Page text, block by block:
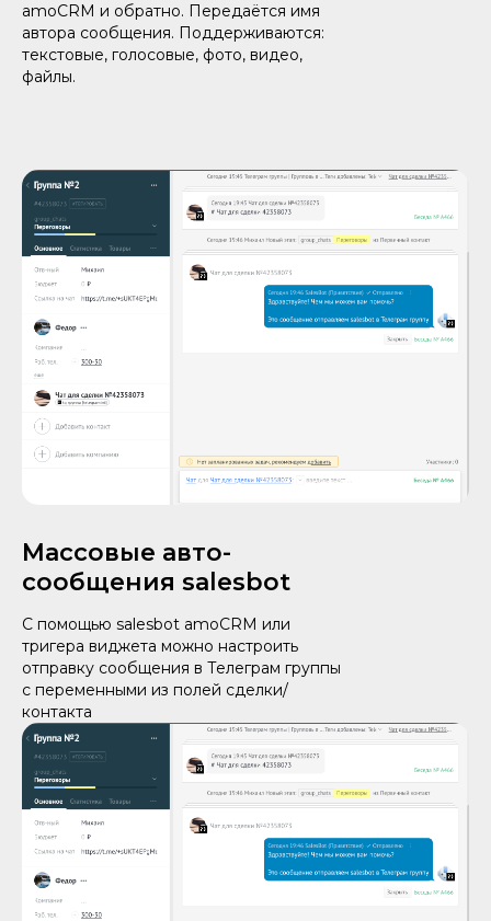
amoCRM и обратно. Передаётся имя
автора сообщения. Поддерживаются:
текстовые, голосовые, фото, видео,
файлы.
Массовые авто-
сообщения salesbot
С помощью salesbot amoCRM или
тригера виджета можно настроить
отправку сообщения в Телеграм группы
с переменными из полей сделки/
контакта